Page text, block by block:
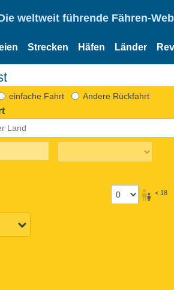
weltweit führende Fähren-
Strecken Häfen Länder
einfache Fahrt Andere Rückfahrt
< 18